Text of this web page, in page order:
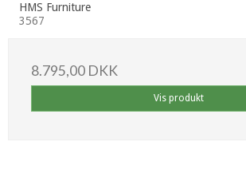
HMS Furniture
3567
8.795,00 DKK
Vis produkt